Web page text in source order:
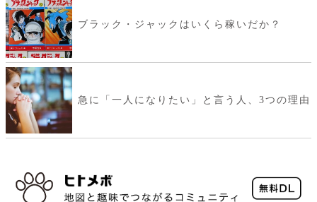
ブラック・ジャックはいくら稼いだか？
急に「一人になりたい」と言う人、3つの理由